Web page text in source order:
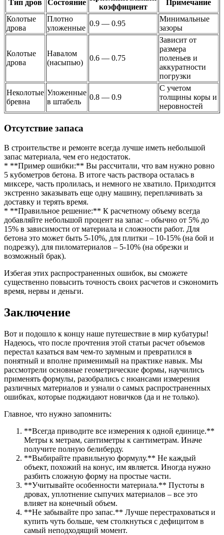
Тип дров
Состояние
коэффициент
Примечание
Колотые
дрова
Плотно
уложенные
0.9 — 0.95
Минимальные
зазоры
Колотые
дрова
Навалом
(насыпью)
0.6 — 0.75
Зависит от
размера
поленьев и
аккуратности
погрузки
Неколотые
бревна
Уложенные
в штабель
0.8 — 0.9
С учетом
толщины коры и
неровностей
Отсутствие запаса
В строительстве и ремонте всегда лучше иметь небольшой
запас материала, чем его недостаток.
* **Пример ошибки:** Вы рассчитали, что вам нужно ровно
5 кубометров бетона. В итоге часть раствора осталась в
миксере, часть пролилась, и немного не хватило. Приходится
экстренно заказывать еще одну машину, переплачивать за
доставку и терять время.
* **Правильное решение:** К расчетному объему всегда
добавляйте небольшой процент на запас – обычно от 5% до
15% в зависимости от материала и сложности работ. Для
бетона это может быть 5-10%, для плитки – 10-15% (на бой и
подрезку), для пиломатериалов – 5-10% (на обрезки и
возможный брак).
Избегая этих распространенных ошибок, вы сможете
существенно повысить точность своих расчетов и сэкономить
время, нервы и деньги.
Заключение
Вот и подошло к концу наше путешествие в мир кубатуры!
Надеюсь, что после прочтения этой статьи расчет объемов
перестал казаться вам чем-то заумным и превратился в
понятный и вполне применимый на практике навык. Мы
рассмотрели основные геометрические формы, научились
применять формулы, разобрались с нюансами измерения
различных материалов и узнали о самых распространенных
ошибках, которые поджидают новичков (да и не только).
Главное, что нужно запомнить:
**Всегда приводите все измерения к одной единице.**
Метры к метрам, сантиметры к сантиметрам. Иначе
получите полную белиберду.
**Выбирайте правильную формулу.** Не каждый
объект, похожий на конус, им является. Иногда нужно
разбить сложную форму на простые части.
**Учитывайте особенности материала.** Пустоты в
дровах, уплотнение сыпучих материалов – все это
влияет на конечный объем.
**Не забывайте про запас.** Лучше перестраховаться и
купить чуть больше, чем столкнуться с дефицитом в
самый неподходящий момент.